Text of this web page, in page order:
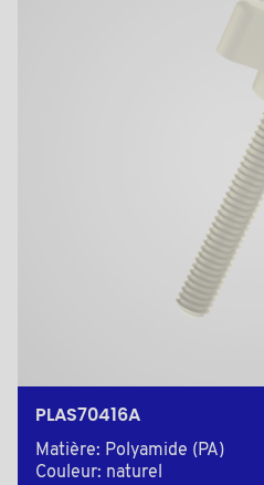
PLAS70416A
Matière: Polyamide (PA)
Couleur: naturel